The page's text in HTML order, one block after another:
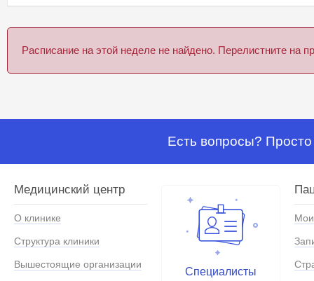
Расписание на этой неделе не найдено. Перелистните
Есть вопросы?
Медицинский центр
О клинике
Структура клиники
Вышестоящие организации
Специалисты